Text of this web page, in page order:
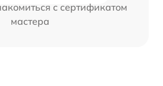
с сертификатом
мастера